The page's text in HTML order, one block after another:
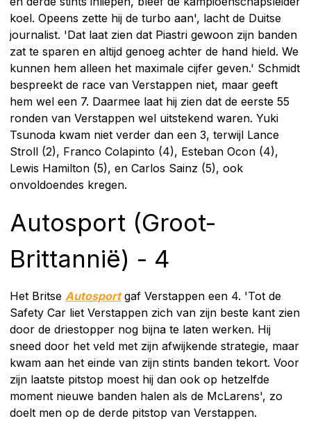
koel. Opeens zette hij de turbo aan', lacht de Duitse
journalist. 'Dat laat zien dat Piastri gewoon zijn banden
zat te sparen en altijd genoeg achter de hand hield. We
kunnen hem alleen het maximale cijfer geven.' Schmidt
bespreekt de race van Verstappen niet, maar geeft
hem wel een 7. Daarmee laat hij zien dat de eerste 55
ronden van Verstappen wel uitstekend waren. Yuki
Tsunoda kwam niet verder dan een 3, terwijl Lance
Stroll (2), Franco Colapinto (4), Esteban Ocon (4),
Lewis Hamilton (5), en Carlos Sainz (5), ook
onvoldoendes kregen.
Autosport (Groot-
Brittannië) - 4
Het Britse Autosportgaf Verstappen een 4. 'Tot de
Safety Car liet Verstappen zich van zijn beste kant zien
door de driestopper nog bijna te laten werken. Hij
sneed door het veld met zijn afwijkende strategie, maar
kwam aan het einde van zijn stints banden tekort. Voor
zijn laatste pitstop moest hij dan ook op hetzelfde
moment nieuwe banden halen als de McLarens', zo
doelt men op de derde pitstop van Verstappen.